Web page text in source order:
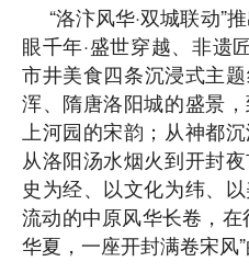
“洛汴风华·双城联动”
眼千年·盛世穿越、非遗
市井美食四条沉浸式主
浑、隋唐洛阳城的盛景
上河园的宋韵；从神都
从洛阳汤水烟火到开封
史为经、以文化为纬、
流动的中原风华长卷，
华夏，一座开封满卷宋风”